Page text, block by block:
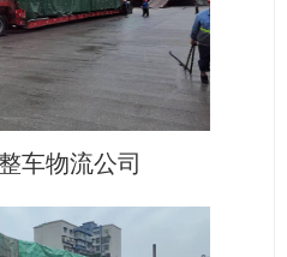
车物流公司